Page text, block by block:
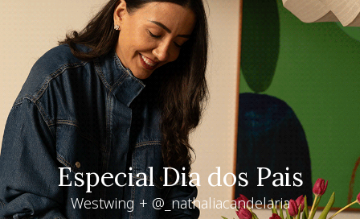
Living desejo
+30% OFF extra